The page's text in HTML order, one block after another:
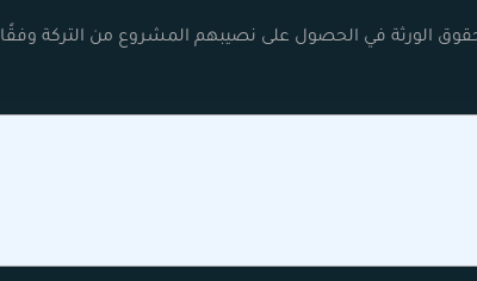
الورثة في الحصول على نصيبهم المشروع من التركة وفقًا